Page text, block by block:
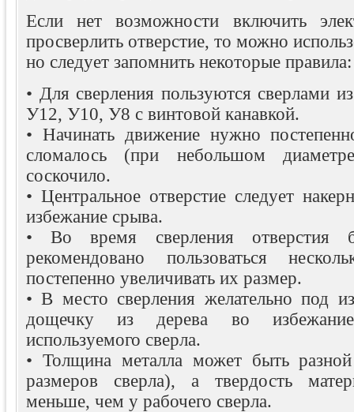
Если нет возможности включить
просверлить отверстие, то можно
но следует запомнить некоторые правила:
• Для сверления пользуются сверлами
У12, У10, У8 с винтовой канавкой.
• Начинать движение нужно
сломалось (при небольшом
соскочило.
• Центральное отверстие следует
избежание срыва.
• Во время сверления отверстия
рекомендовано пользоваться
постепенно увеличивать их размер.
• В место сверления желательно под
дощечку из дерева во
используемого сверла.
• Толщина металла может быть
размеров сверла), а твердость
меньше, чем у рабочего сверла.